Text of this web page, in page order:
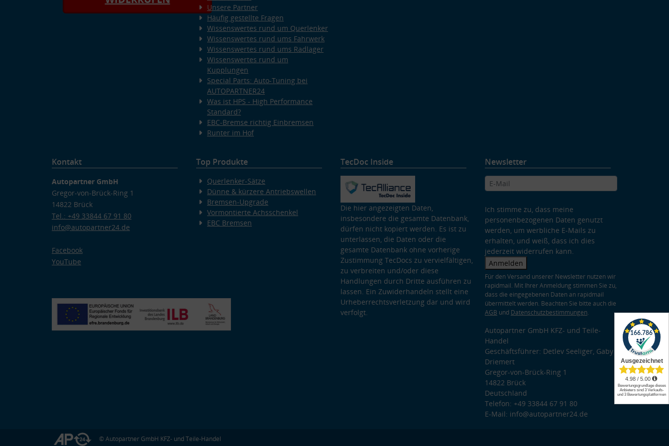
Unsere Partner
Häufig gestellte Fragen
Wissenswertes rund um Querlenker
Wissenswertes rund ums Fahrwerk
Wissenswertes rund ums Radlager
Wissenswertes rund um
Kupplungen
Special Parts: Auto-Tuning bei
AUTOPARTNER24
Was ist HPS - High Performance
Standard?
EBC-Bremse richtig Einbremsen
Runter im Hof
Kontakt
Autopartner GmbH
Gregor-von-Brück-Ring 1
14822 Brück
Tel.: +49 33844 67 91 80
info@autopartner24.de
Facebook
YouTube
Top Produkte
Querlenker-Sätze
Dünne & kürzere Antriebswellen
Bremsen-Upgrade
Vormontierte Achsschenkel
EBC Bremsen
TecDoc Inside
Die hier angezeigten Daten,
insbesondere die gesamte Datenbank,
dürfen nicht kopiert werden. Es ist zu
unterlassen, die Daten oder die
gesamte Datenbank ohne vorherige
Zustimmung TecDocs zu vervielfältigen,
zu verbreiten und/oder diese
Handlungen durch Dritte ausführen zu
lassen. Ein Zuwiderhandeln stellt eine
Urheberrechtsverletzung dar und wird
verfolgt.
Newsletter
Ich stimme zu, dass meine
personenbezogenen Daten genutzt
werden, um werbliche E-Mails zu
erhalten, und weiß, dass ich dies
jederzeit widerrufen kann.
Anmelden
Für den Versand unserer Newsletter nutzen wir
rapidmail. Mit Ihrer Anmeldung stimmen Sie zu,
dass die eingegebenen Daten an rapidmail
übermittelt werden. Beachten Sie bitte auch die
AGB und Datenschutzbestimmungen.
Autopartner GmbH KFZ- und Teile-
Handel
Geschäftsführer: Detlev Seeliger, Gaby
Driemert
Gregor-von-Brück-Ring 1
14822 Brück
Deutschland
Telefon: +49 33844 67 91 80
E-Mail: info@autopartner24.de
© Autopartner GmbH KFZ- und Teile-Handel